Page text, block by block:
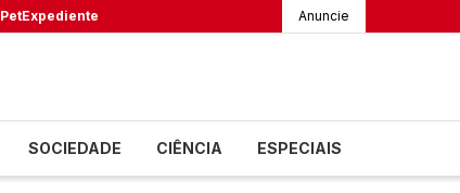
PetExpediente Anuncie
SOCIEDADE CIÊNCIA ESPECIAIS